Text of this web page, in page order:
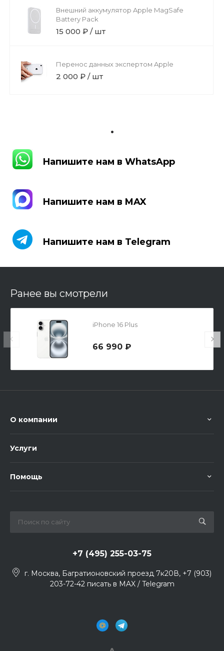
Внешний аккумулятор Apple MagSafe
Battery Pack
15 000 ₽ / шт
Перенос данных экспертом Apple
2 000 ₽ / шт
.
Напишите нам в WhatsApp
Напишите нам в MAX
Напишите нам в Telegram
Ранее вы смотрели
iPhone 16 Plus
66 990 ₽
О компании
Услуги
Помощь
+7 (495) 255-03-75
г. Москва, Багратионовский проезд 7к20В, +7 (903)
203-72-42 писать в MAX / Telegram